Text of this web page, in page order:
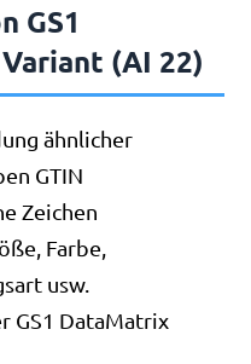
GS1
(AI 22)
ähnlicher
GTIN
Zeichen
Farbe,
usw.
GS1 DataMatrix